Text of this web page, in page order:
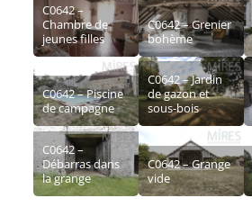
C0642 –
Chambre de
jeunes filles
C0642 – Grenier
bohème
C0642 – Piscine
de campagne
C0642 – Jardin
de gazon et
sous-bois
C0642 –
Débarras dans
la grange
C0642 – Grange
vide